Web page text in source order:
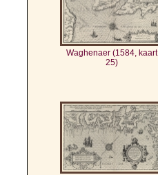
Waghenaer (1584, kaart
25)